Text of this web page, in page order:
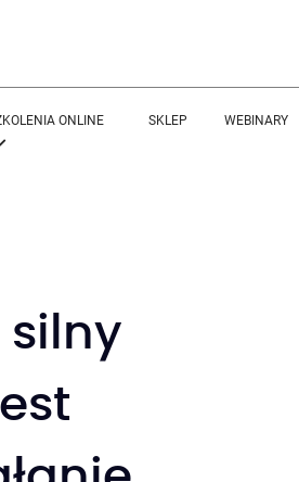
ONLINE SKLEP WEBINARY
silny